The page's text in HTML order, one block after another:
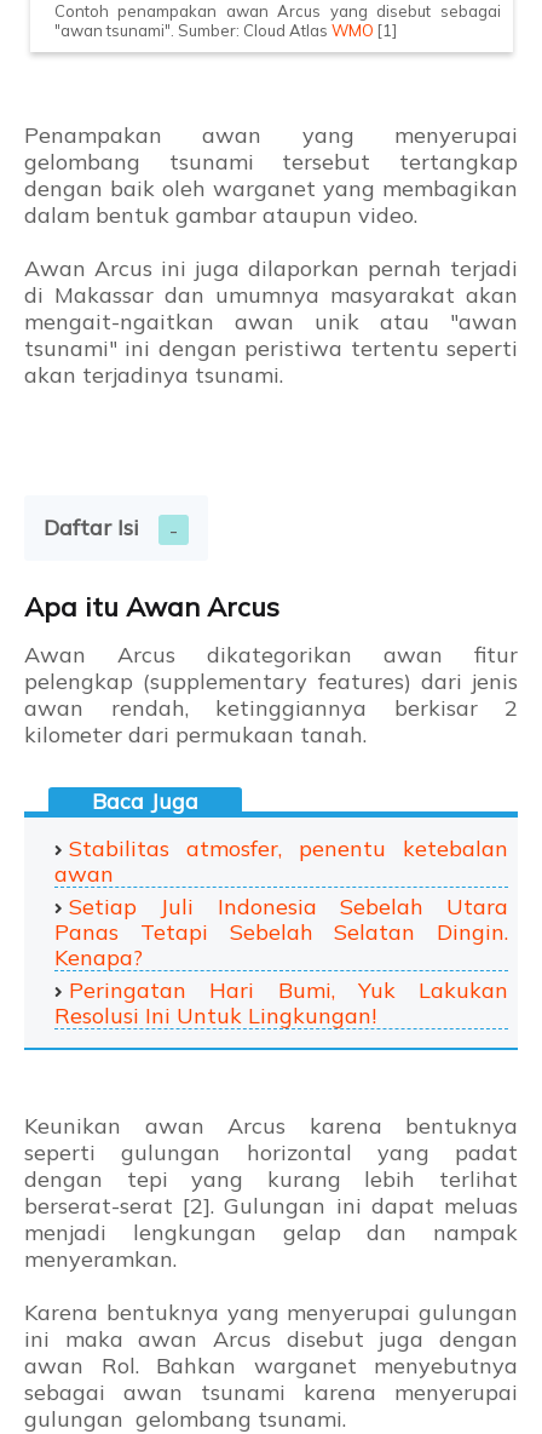
Contoh penampakan awan Arcus yang disebut sebagai
"awan tsunami". Sumber: Cloud Atlas WMO [1]
Penampakan awan yang menyerupai
gelombang tsunami tersebut tertangkap
dengan baik oleh warganet yang membagikan
dalam bentuk gambar ataupun video.
Awan Arcus ini juga dilaporkan pernah terjadi
di Makassar dan umumnya masyarakat akan
mengait-ngaitkan awan unik atau "awan
tsunami" ini dengan peristiwa tertentu seperti
akan terjadinya tsunami.
Daftar Isi
Apa itu Awan Arcus
Awan Arcus dikategorikan awan fitur
pelengkap (supplementary features) dari jenis
awan rendah, ketinggiannya berkisar 2
kilometer dari permukaan tanah.
Stabilitas atmosfer, penentu ketebalan
awan
Setiap Juli Indonesia Sebelah Utara
Panas Tetapi Sebelah Selatan Dingin.
Kenapa?
Peringatan Hari Bumi, Yuk Lakukan
Resolusi Ini Untuk Lingkungan!
Keunikan awan Arcus karena bentuknya
seperti gulungan horizontal yang padat
dengan tepi yang kurang lebih terlihat
berserat-serat [2]. Gulungan ini dapat meluas
menjadi lengkungan gelap dan nampak
menyeramkan.
Karena bentuknya yang menyerupai gulungan
ini maka awan Arcus disebut juga dengan
awan Rol. Bahkan warganet menyebutnya
sebagai awan tsunami karena menyerupai
gulungan gelombang tsunami.